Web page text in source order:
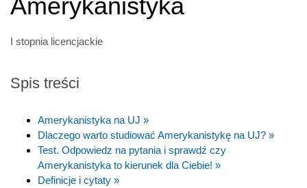
Amerykanistyka
I stopnia licencjackie
Spis treści
Amerykanistyka na UJ »
Dlaczego warto studiować Amerykanistykę na UJ? »
Test. Odpowiedz na pytania i sprawdź czy
Amerykanistyka to kierunek dla Ciebie! »
Definicje i cytaty »